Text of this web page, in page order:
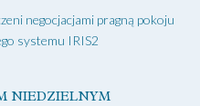
negocjacjami pragną pokoju
systemu IRIS2
NIEDZIELNYM